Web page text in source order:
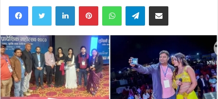
FacebookTwitter LinkedInPinterestWhatsAppTelegramShare via Email